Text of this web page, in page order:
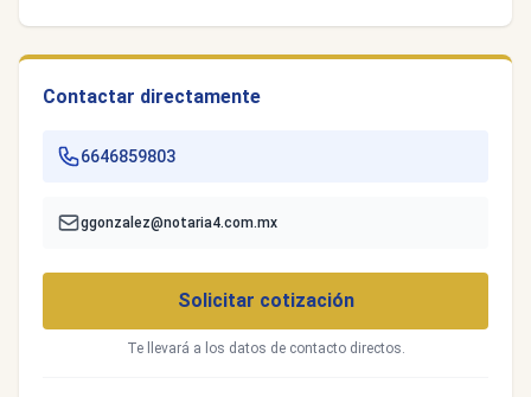
Contactar directamente
6646859803
ggonzalez@notaria4.com.mx
Solicitar cotización
Te llevará a los datos de contacto directos.